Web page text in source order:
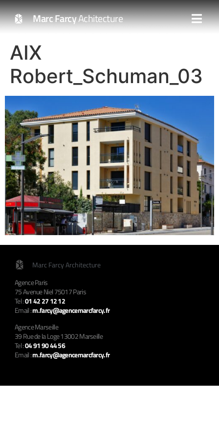
Marc FarcyAchitecture
AIX
Robert_Schuman_03
Marc Farcy Architecture
Agence Paris
75 Avenue Niel 75017 Paris
Tel :01 42 27 12 12
Email :m.farcy@agencemarcfarcy.fr
Agence Marseille
39 Rue de la Loge 13002 Marseille
Tel :04 91 90 44 56
Email :m.farcy@agencemarcfarcy.fr